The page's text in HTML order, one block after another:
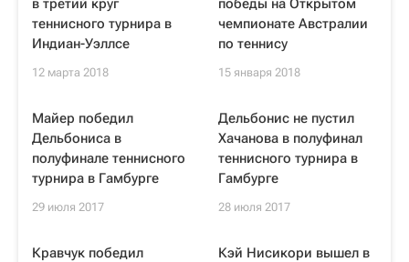
в третий круг
теннисного турнира в
Индиан-Уэллсе
12 марта 2018
победы на Открытом
чемпионате Австралии
по теннису
15 января 2018
Майер победил
Дельбониса в
полуфинале теннисного
турнира в Гамбурге
29 июля 2017
Дельбонис не пустил
Хачанова в полуфинал
теннисного турнира в
Гамбурге
28 июля 2017
Кравчук победил
Кэй Нисикори вышел в